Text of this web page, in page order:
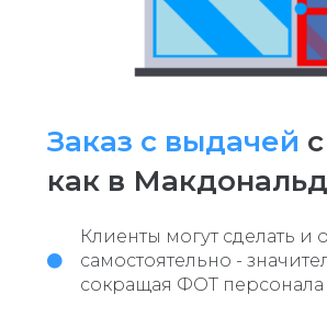
Заказ с выдачей
как в
Клиенты могут сделать и
самостоятельно -
сокращая ФОТ персонала